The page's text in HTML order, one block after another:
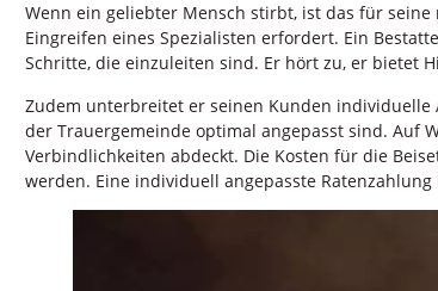
Wenn ein geliebter Mensch stirbt, ist das für seine
Eingreifen eines Spezialisten erfordert. Ein
Schritte, die einzuleiten sind. Er hört zu, er bietet
Zudem unterbreitet er seinen Kunden individuelle
der Trauergemeinde optimal angepasst sind. Auf
Verbindlichkeiten abdeckt. Die Kosten für die
werden. Eine individuell angepasste